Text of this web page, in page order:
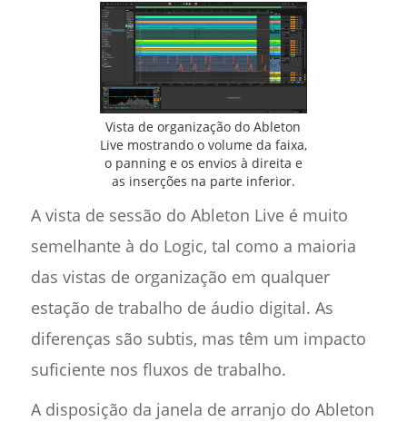
Vista de organização do Ableton
Live mostrando o volume da faixa,
o panning e os envios à direita e
as inserções na parte inferior.
A vista de sessão do Ableton Live é muito
semelhante à do Logic, tal como a maioria
das vistas de organização em qualquer
estação de trabalho de áudio digital. As
diferenças são subtis, mas têm um impacto
suficiente nos fluxos de trabalho.
A disposição da janela de arranjo do Ableton